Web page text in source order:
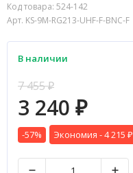
Код товара: 524-142
Арт. KS-9M-RG213-UHF-F-BNC-F
В наличии
7 455₽
3 240 ₽
-57% Экономия -4 215 ₽